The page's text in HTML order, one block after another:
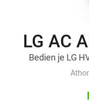
LG AC
Bedien je LG